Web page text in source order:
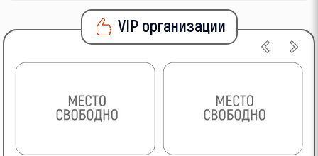
VIP организации